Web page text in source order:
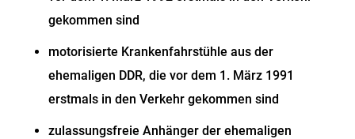
gekommen sind
motorisierte Krankenfahrstühle aus der
ehemaligen DDR, die vor dem 1. März 1991
erstmals in den Verkehr gekommen sind
zulassungsfreie Anhänger der ehemaligen